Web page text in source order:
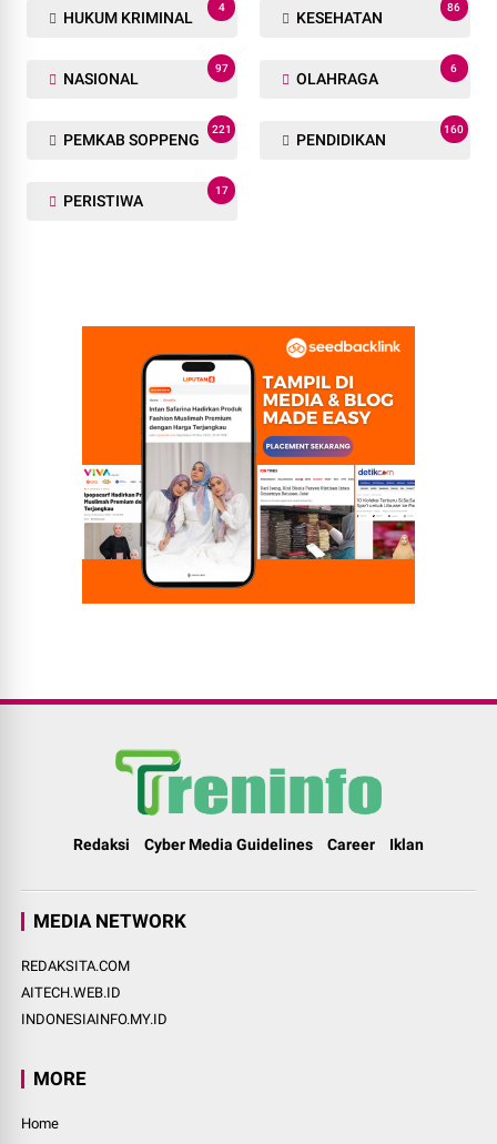
HUKUM KRIMINAL
4
KESEHATAN
86
NASIONAL
97
OLAHRAGA
6
PEMKAB SOPPENG
221
PENDIDIKAN
160
PERISTIWA
17
Redaksi Cyber Media Guidelines Career Iklan
MEDIA NETWORK
REDAKSITA.COM
AITECH.WEB.ID
INDONESIAINFO.MY.ID
MORE
Home